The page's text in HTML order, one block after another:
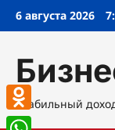
Перейти
6 августа 2026
Стабильный
Odnoklassniki